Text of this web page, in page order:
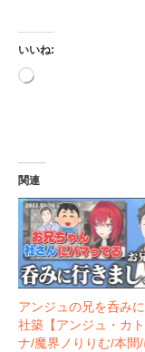
いいね:
読
関連
アンジュの兄を呑み
社築【アンジュ・カ
ナ/魔界ノりりむ/本間/